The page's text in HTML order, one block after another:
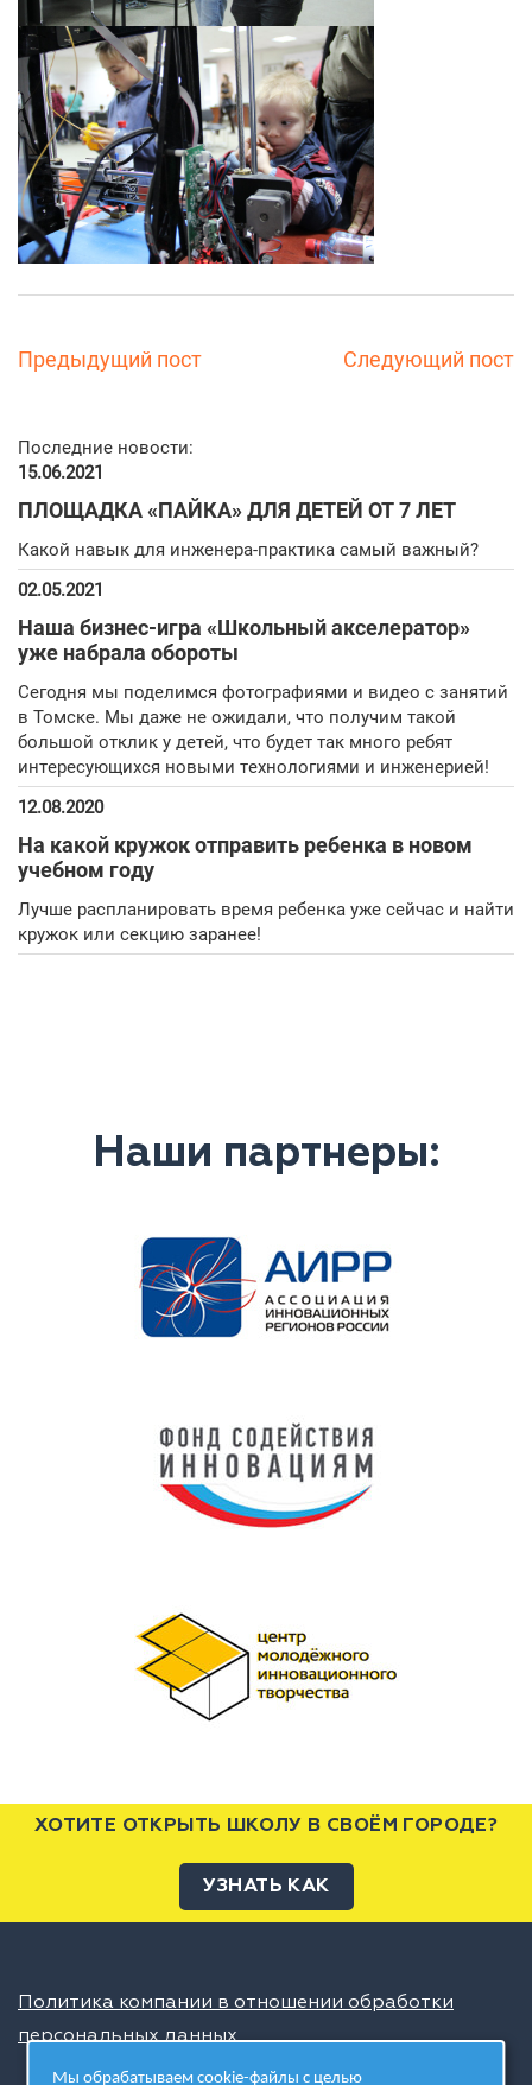
Предыдущий пост Следующий пост
Последние новости:
15.06.2021
ПЛОЩАДКА «ПАЙКА» ДЛЯ ДЕТЕЙ ОТ 7 ЛЕТ
Какой навык для инженера-практика самый важный?
02.05.2021
Наша бизнес-игра «Школьный акселератор»
уже набрала обороты
Сегодня мы поделимся фотографиями и видео с занятий
в Томске. Мы даже не ожидали, что получим такой
большой отклик у детей, что будет так много ребят
интересующихся новыми технологиями и инженерией!
12.08.2020
На какой кружок отправить ребенка в новом
учебном году
Лучше распланировать время ребенка уже сейчас и найти
кружок или секцию заранее!
Наши партнеры:
ХОТИТЕ ОТКРЫТЬ ШКОЛУ В СВОЁМ ГОРОДЕ?
УЗНАТЬ КАК
Политика компании в отношении обработки
персональных данных
Мы обрабатываем cookie-файлы с целью